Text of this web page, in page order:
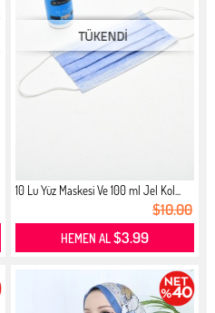
10 Lu Yüz Maskesi Ve 100 ml Jel Kol...
$10.00
HEMEN AL$3.99